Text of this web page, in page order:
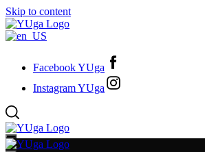
Skip to content
Facebook YUga
Instagram YUga